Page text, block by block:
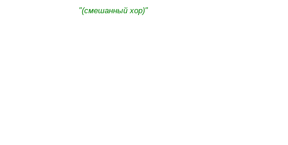
"(смешанный хор)"